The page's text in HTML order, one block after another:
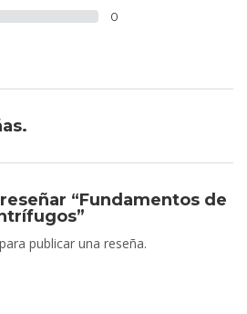
0
“Fundamentos de
para publicar una reseña.